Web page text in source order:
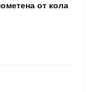
от кола